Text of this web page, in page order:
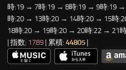
時:19 → 7時:19 → 8時:19 → 9時:19
時:20 → 13時:20 → 14時:20 → 15時
18時:20 → 19時:20 → 20時:22 → 21
| 指数: 1789 | 累積: 44805 |